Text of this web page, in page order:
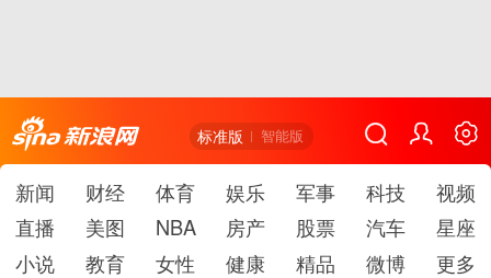
标准版 智能版
新闻 财经 体育 娱乐 军事 科技
视频
直播
美图 NBA 房产 股票 汽车
星座
小说
教育 女性 健康 精品 微博 更多